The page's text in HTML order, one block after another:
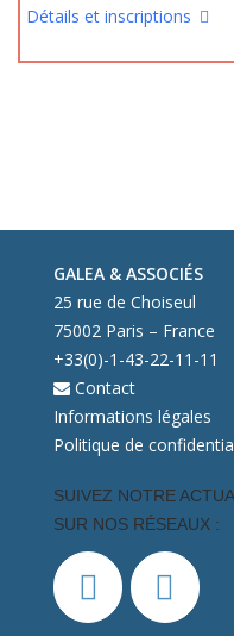
Détails et inscriptions
GALEA & ASSOCIÉS
25 rue de Choiseul
75002 Paris – France
+33(0)-1-43-22-11-11
Contact
Informations légales
Politique de
SUIVEZ NOTRE
SUR NOS RÉSEAUX :